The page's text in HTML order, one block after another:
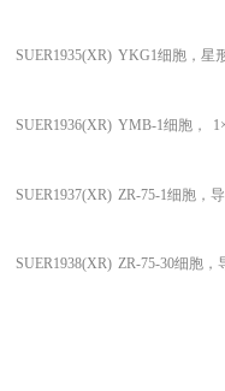
SUER1935(XR) YKG1细胞，星
SUER1936(XR) YMB-1细胞，
SUER1937(XR) ZR-75-1细胞，
SUER1938(XR) ZR-75-30细胞，